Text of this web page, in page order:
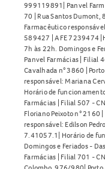
999119891| Panvel
70 | Rua Santos Dumont,
Farmacêutico
589427 | AFE 7239474
7h às 22h. Domingos e
Panvel Farmácias | Filial
Cavalhada n° 3860 |
responsável: Mariana
Horário de
Farmácias | Filial 507 -
Floriano Peixoto n° 2160
responsável: Edilson
7.41057.1| Horário de
Domingos e Feriados -
Farmácias | Filial 701 -